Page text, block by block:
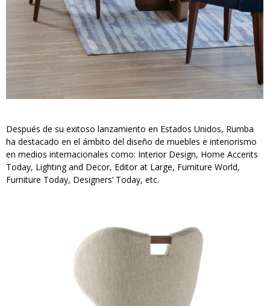
Después de su exitoso lanzamiento en Estados Unidos, Rumba
ha destacado en el ámbito del diseño de muebles e interiorismo
en medios internacionales como: Interior Design, Home Accents
Today, Lighting and Decor, Editor at Large, Furniture World,
Furniture Today, Designers’ Today, etc.